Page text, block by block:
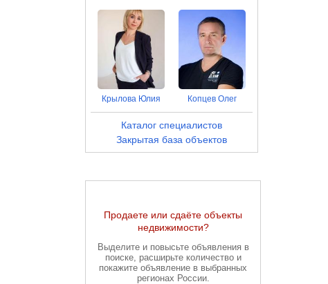
Крылова Юлия Копцев Олег
Каталог специалистов
Закрытая база объектов
Продаете или сдаёте объекты
недвижимости?
Выделите и повысьте объявления в
поиске, расширьте количество и
покажите объявление в выбранных
регионах России.